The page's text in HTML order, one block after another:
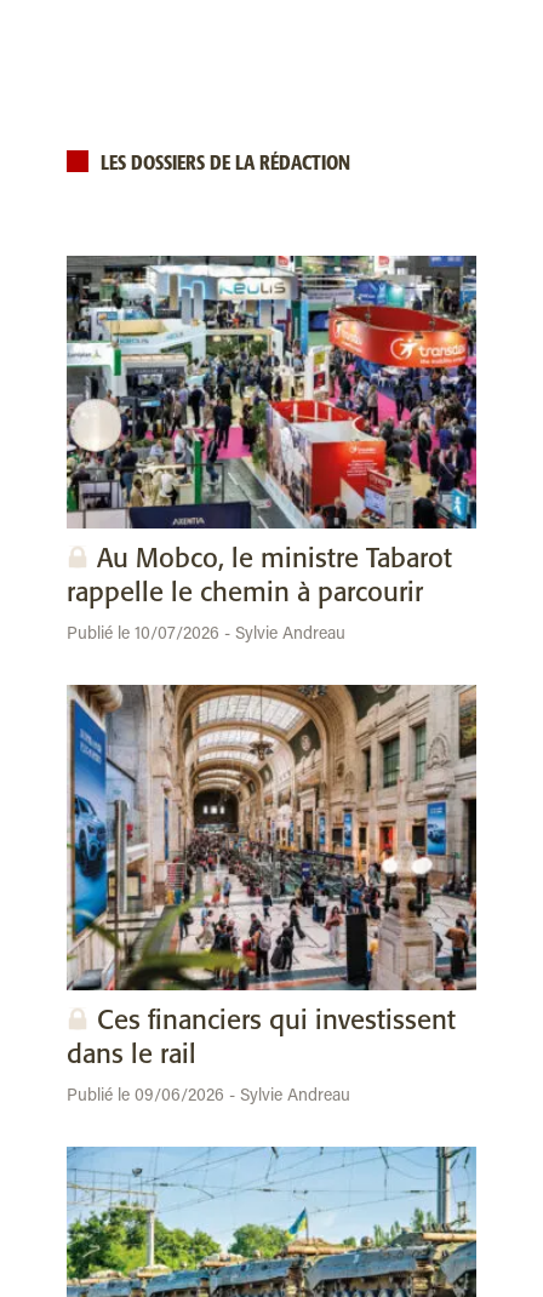
LES DOSSIERS DE LA RÉDACTION
Au Mobco, le ministre Tabarot
rappelle le chemin à parcourir
Publié le 10/07/2026 - Sylvie Andreau
Ces financiers qui investissent
dans le rail
Publié le 09/06/2026 - Sylvie Andreau